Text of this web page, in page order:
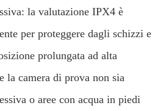
la valutazione IPX4 è
per proteggere dagli schizzi e
prolungata ad alta
la camera di prova non sia
o aree con acqua in piedi